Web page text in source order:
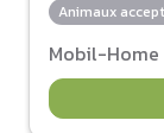
Animaux
Mobil-